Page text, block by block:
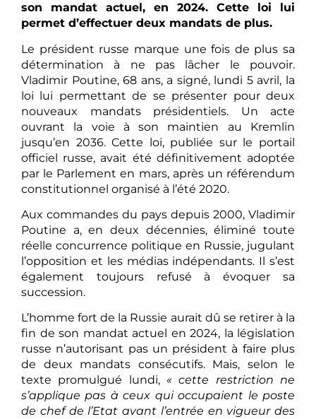
son mandat actuel, en 2024. Cette loi lui
permet d’effectuer deux mandats de plus.
Le président russe marque une fois de plus sa
détermination à ne pas lâcher le pouvoir.
Vladimir Poutine, 68 ans, a signé, lundi 5 avril, la
loi lui permettant de se présenter pour deux
nouveaux mandats présidentiels. Un acte
ouvrant la voie à son maintien au Kremlin
jusqu’en 2036. Cette loi, publiée sur le portail
officiel russe, avait été définitivement adoptée
par le Parlement en mars, après un référendum
constitutionnel organisé à l’été 2020.
Aux commandes du pays depuis 2000, Vladimir
Poutine a, en deux décennies, éliminé toute
réelle concurrence politique en Russie, jugulant
l’opposition et les médias indépendants. Il s’est
également toujours refusé à évoquer sa
succession.
L’homme fort de la Russie aurait dû se retirer à la
fin de son mandat actuel en 2024, la législation
russe n’autorisant pas un président à faire plus
de deux mandats consécutifs. Mais, selon le
texte promulgué lundi, « cette restriction ne
s’applique pas à ceux qui occupaient le poste
de chef de l’Etat avant l’entrée en vigueur des